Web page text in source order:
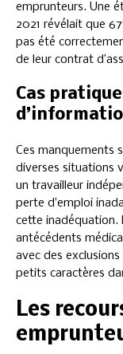
emprunteurs. Une
2021 révélait que
pas été
de leur contrat
Cas
Ces manquements
diverses situations
un travailleur
perte d’emploi
cette inadéquation.
antécédents
avec des
petits caractères
Les